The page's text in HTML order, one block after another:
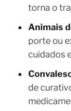
torna o
Animais
porte ou
cuidados
de